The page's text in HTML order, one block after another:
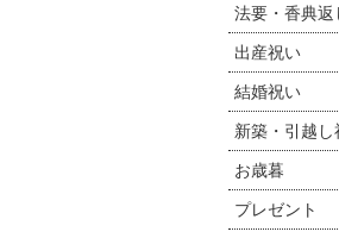
法要・香典返
出産祝い
結婚祝い
新築・引越し
お歳暮
プレゼント